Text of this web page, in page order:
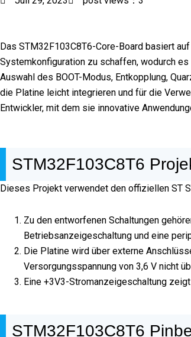
Das STM32F103C8T6-Core-Board basiert
Systemkonfiguration zu schaffen, wodurch
Auswahl des BOOT-Modus, Entkopplung,
die Platine leicht integrieren und für die
Entwickler, mit dem sie innovative
STM32F103C8T6
Dieses Projekt verwendet den offiziellen ST
Zu den entworfenen Schaltungen
Betriebsanzeigeschaltung und eine
Die Platine wird über externe
Versorgungsspannung von 3,6 V nicht
Eine +3V3-Stromanzeigeschaltung
STM32F103C8T6